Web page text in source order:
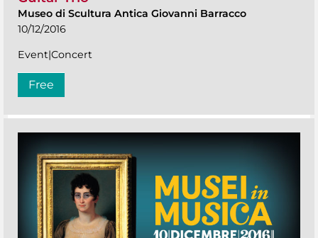
Museo di Scultura Antica Giovanni Barracco
10/12/2016
Event|Concert
Free